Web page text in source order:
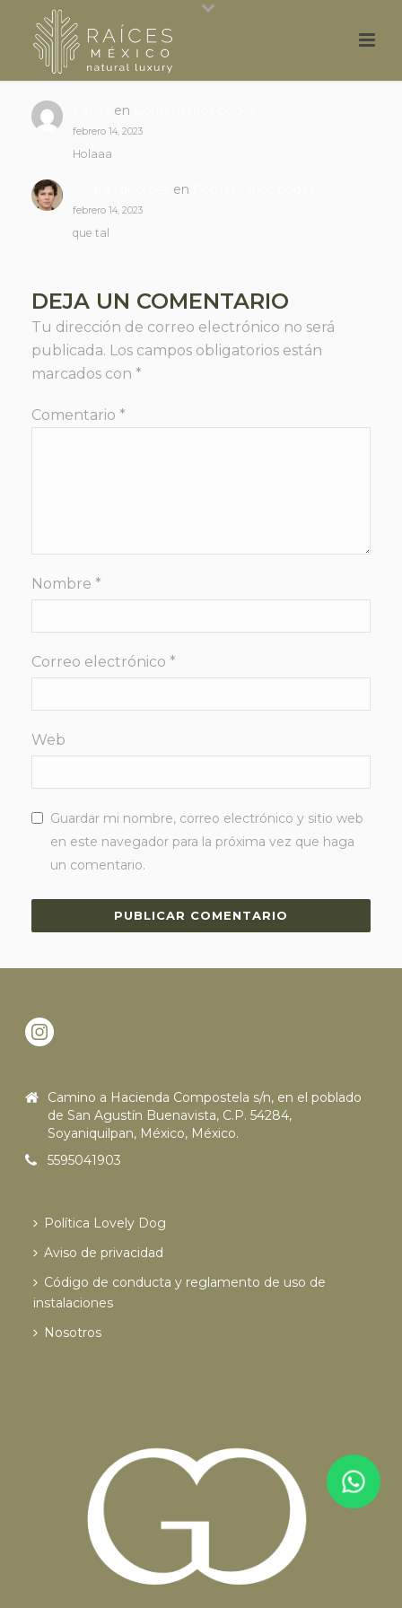
en
febrero 14, 2023
Holaaa
en
febrero 14, 2023
que tal
DEJA UN COMENTARIO
Tu dirección de correo electrónico no será
publicada. Los campos obligatorios están
marcados con *
Comentario *
Nombre *
Correo electrónico *
Web
Guardar mi nombre, correo electrónico y sitio web
en este navegador para la próxima vez que haga
un comentario.
Camino a Hacienda Compostela s/n, en el poblado
de San Agustín Buenavista, C.P. 54284,
Soyaniquilpan, México, México.
5595041903
Política Lovely Dog
Aviso de privacidad
Código de conducta y reglamento de uso de
instalaciones
Nosotros